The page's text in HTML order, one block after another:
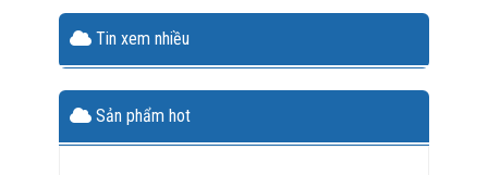
Tin xem nhiều
Sản phẩm hot